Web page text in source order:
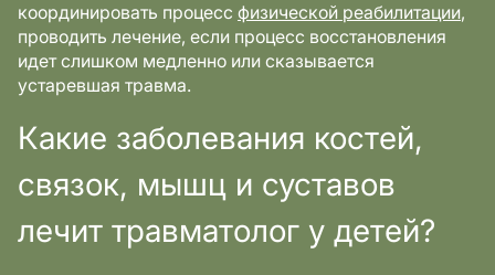
координировать процесс физической реабилитации,
проводить лечение, если процесс восстановления
идет слишком медленно или сказывается
устаревшая травма.
Какие заболевания костей,
связок, мышц и суставов
лечит травматолог у детей?